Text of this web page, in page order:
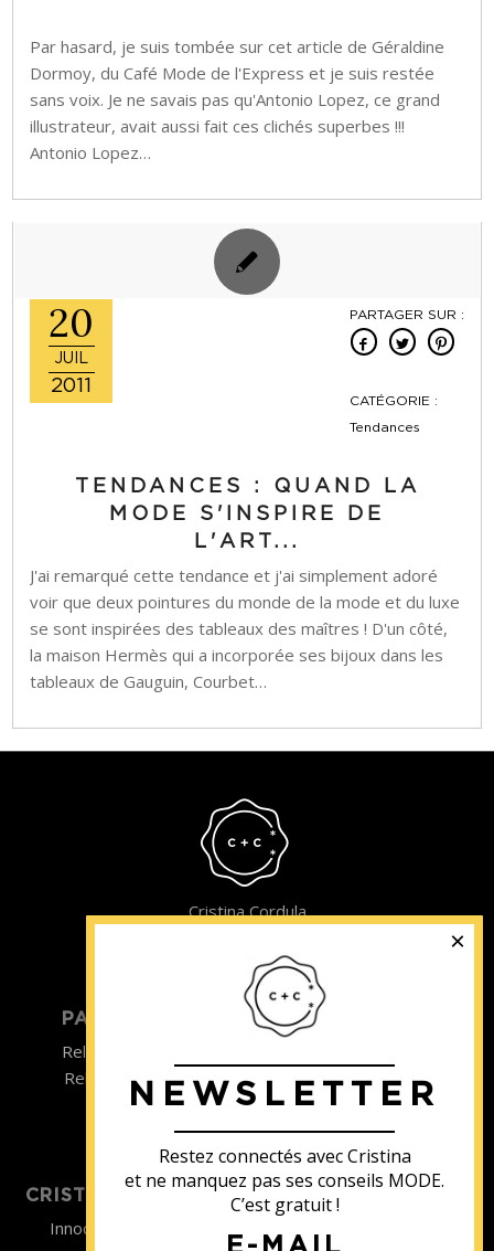
Par hasard, je suis tombée sur cet article de Géraldine
Dormoy, du Café Mode de l'Express et je suis restée
sans voix. Je ne savais pas qu'Antonio Lopez, ce grand
illustrateur, avait aussi fait ces clichés superbes !!!
Antonio Lopez…
20
JUIL
2011
PARTAGER SUR :
CATÉGORIE :
Tendances
TENDANCES : QUAND LA
MODE S'INSPIRE DE
L'ART...
J'ai remarqué cette tendance et j'ai simplement adoré
voir que deux pointures du monde de la mode et du luxe
se sont inspirées des tableaux des maîtres ! D'un côté,
la maison Hermès qui a incorporée ses bijoux dans les
tableaux de Gauguin, Courbet…
Cristina Cordula
PARTICULIER
Relooking homme
Relooking femme
ENTREPRISE
ENTREPRISE
Formations
CRISTINA SOUTIENT
Innocence en Danger
NEWSLETTER
Restez connectés avec Cristina
et ne manquez pas ses conseils MODE.
C’est gratuit !